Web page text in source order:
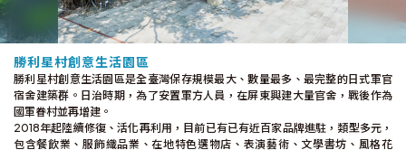
勝利星村創意生活園區
勝利星村創意生活園區是全臺灣保存規模最大、數量最多、最完整的日式軍官
宿舍建築群。日治時期，為了安置軍方人員，在屏東興建大量官舍，戰後作為
國軍眷村並再增建。
2018年起陸續修復、活化再利用，目前已有已有近百家品牌進駐，類型多元，
包含餐飲業、服飾織品業、在地特色選物店、表演藝術、文學書坊、風格花